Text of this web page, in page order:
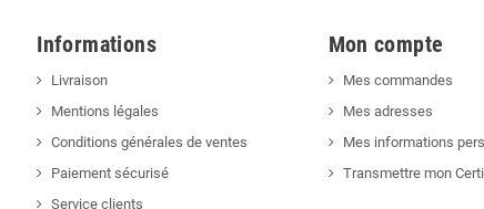
Informations
Livraison
Mentions légales
Conditions générales de ventes
Paiement sécurisé
Service clients
Mon compte
Mes commandes
Mes adresses
Mes informations
Transmettre mon